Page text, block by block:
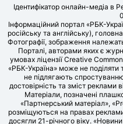
Ідентифікатор онлайн-медіа в
Інформаційний портал «РБК-
російську та англійську),
Фотографії, зображення
Порталі, авторами яких є
умовах ліцензії Creative
«РБК-Україна» може не поділяти
не підлягають
достовірність та зміст реклами
Матеріали, позначені
«Партнерський матеріал»,
розміщуються на правах реклами
досягли 21-річного віку.